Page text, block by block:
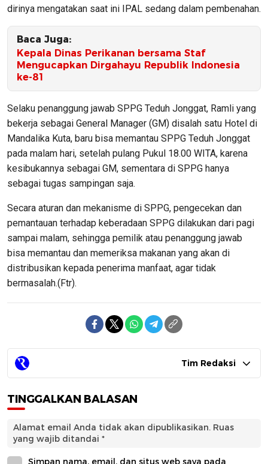
dirinya mengatakan saat ini IPAL sedang dalam pembenahan.
Baca Juga:
Kepala Dinas Perikanan bersama Staf
Mengucapkan Dirgahayu Republik Indonesia
ke-81
Selaku penanggung jawab SPPG Teduh Jonggat, Ramli yang
bekerja sebagai General Manager (GM) disalah satu Hotel di
Mandalika Kuta, baru bisa memantau SPPG Teduh Jonggat
pada malam hari, setelah pulang Pukul 18.00 WITA, karena
kesibukannya sebagai GM, sementara di SPPG hanya
sebagai tugas sampingan saja.
Secara aturan dan mekanisme di SPPG, pengecekan dan
pemantauan terhadap keberadaan SPPG dilakukan dari pagi
sampai malam, sehingga pemilik atau penanggung jawab
bisa memantau dan memeriksa makanan yang akan di
distribusikan kepada penerima manfaat, agar tidak
bermasalah.(Ftr).
Tim Redaksi
TINGGALKAN BALASAN
Alamat email Anda tidak akan dipublikasikan. Ruas
yang wajib ditandai *
Simpan nama, email, dan situs web saya pada